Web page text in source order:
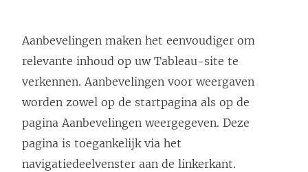
Aanbevelingen maken het eenvoudiger om
relevante inhoud op uw Tableau-site te
verkennen. Aanbevelingen voor weergaven
worden zowel op de startpagina als op de
pagina Aanbevelingen weergegeven. Deze
pagina is toegankelijk via het
navigatiedeelvenster aan de linkerkant.